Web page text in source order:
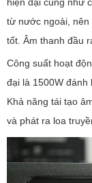
từ nước ngoài, nên
tốt. Âm thanh đầu
Công suất hoạt
đại là 1500W đánh
Khả năng tái tạo
và phát ra loa